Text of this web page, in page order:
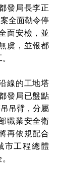
發局長李正
全面勒令停
面安檢，並
虞，並報都
線的工地塔
發局已盤點
吊臂，分屬
職業安全衛
再依規配合
市工程總體